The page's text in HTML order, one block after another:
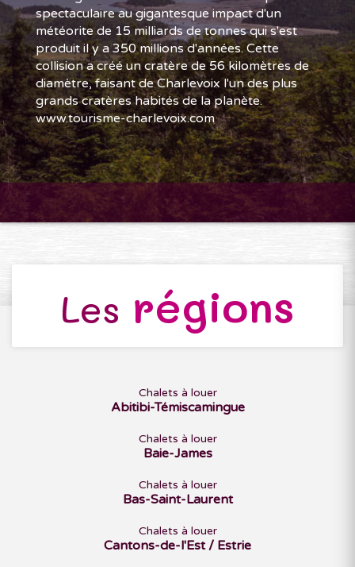
spectaculaire au gigantesque impact d'un
météorite de 15 milliards de tonnes qui s'est
produit il y a 350 millions d'années. Cette
collision a créé un cratère de 56 kilomètres de
diamètre, faisant de Charlevoix l'un des plus
grands cratères habités de la planète.
www.tourisme-charlevoix.com
Les régions
Chalets à louer
Abitibi-Témiscamingue
Chalets à louer
Baie-James
Chalets à louer
Bas-Saint-Laurent
Chalets à louer
Cantons-de-l'Est / Estrie